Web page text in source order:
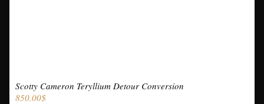
Scotty Cameron Teryllium Detour Conversion
850.00$